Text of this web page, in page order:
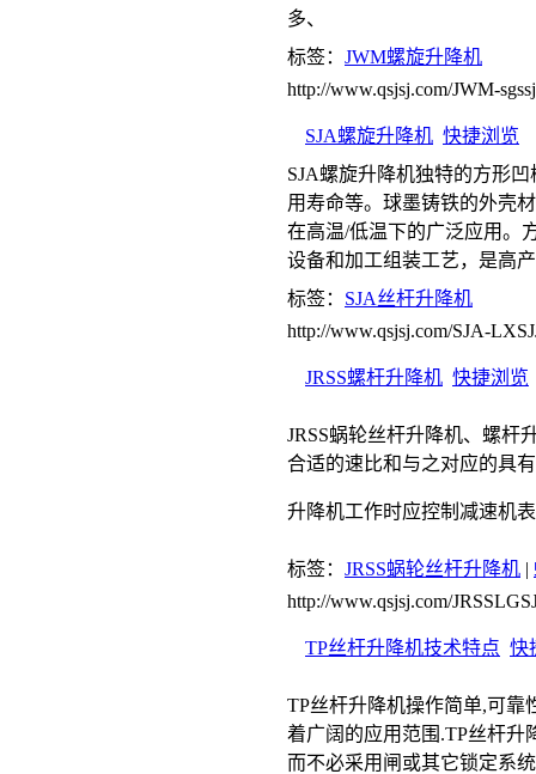
多、
标签： JWM螺旋升降机
http://www.qsjsj.com/JWM-
SJA螺旋升降机 快捷浏览
SJA螺旋升降机独特的方形
用寿命等。球墨铸铁的外壳
在高温/低温下的广泛应用。
设备和加工组装工艺，是高
标签： SJA丝杆升降机
http://www.qsjsj.com/SJA-
JRSS螺杆升降机 快捷浏览
JRSS蜗轮丝杆升降机、螺杆
合适的速比和与之对应的具
升降机工作时应控制减速机
标签： JRSS蜗轮丝杆升降机 |
http://www.qsjsj.com/
TP丝杆升降机技术特点 快
TP丝杆升降机操作简单,可靠
着广阔的应用范围.TP丝杆升
而不必采用闸或其它锁定系